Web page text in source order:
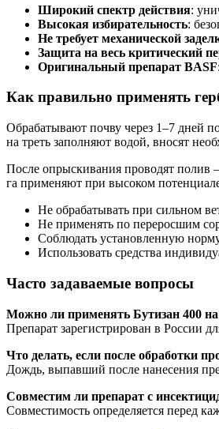
Широкий спектр действия:
Высокая избирательность:
Не требует механической
Защита на весь критический
Оригинальный препарат BASF
Как правильно применять
Обрабатывают почву через 1–7 дней
на треть заполняют водой, вносят
После опрыскивания проводят полив
га применяют при высоком
Не обрабатывать при сильном
Не применять по переросшим
Соблюдать установленную
Использовать средства
Часто задаваемые вопросы
Можно ли применять Бутизан 400 на
Препарат зарегистрирован в России
Что делать, если после обработки
Дождь, выпавший после нанесения
Совместим ли препарат с
Совместимость определяется перед